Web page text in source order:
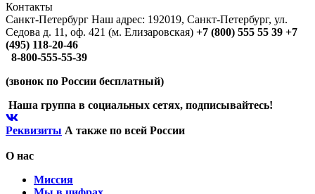
Контакты
Санкт-Петербург Наш адрес: 192019, Санкт-Петербург, ул.
Седова д. 11, оф. 421 (м. Елизаровская) +7 (800) 555 55 39 +7
(495) 118-20-46
8-800-555-55-39
(звонок по России бесплатный)
Наша группа в социальных сетях, подписывайтесь!
Реквизиты А также по всей России
О нас
Миссия